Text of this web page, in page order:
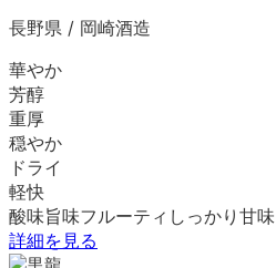
長野県 / 岡崎酒造
華やか
芳醇
重厚
穏やか
ドライ
軽快
酸味旨味フルーティ しっかり 甘味
詳細を見る